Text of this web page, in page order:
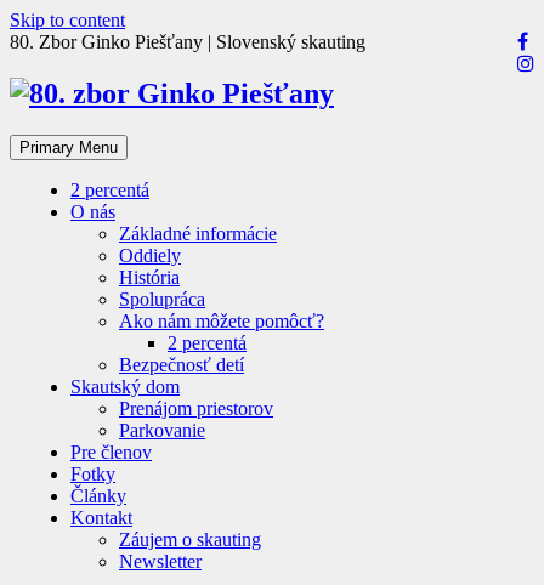
Skip to content
80. Zbor Ginko Piešťany | Slovenský skauting
Primary Menu
2 percentá
O nás
Základné informácie
Oddiely
História
Spolupráca
Ako nám môžete pomôcť?
2 percentá
Bezpečnosť detí
Skautský dom
Prenájom priestorov
Parkovanie
Pre členov
Fotky
Články
Kontakt
Záujem o skauting
Newsletter